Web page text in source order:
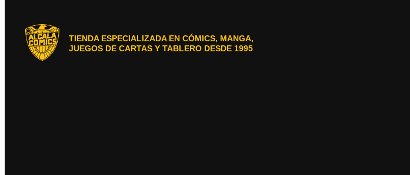
TIENDA ESPECIALIZADA EN CÓMICS, MANGA,
JUEGOS DE CARTAS Y TABLERO DESDE 1995